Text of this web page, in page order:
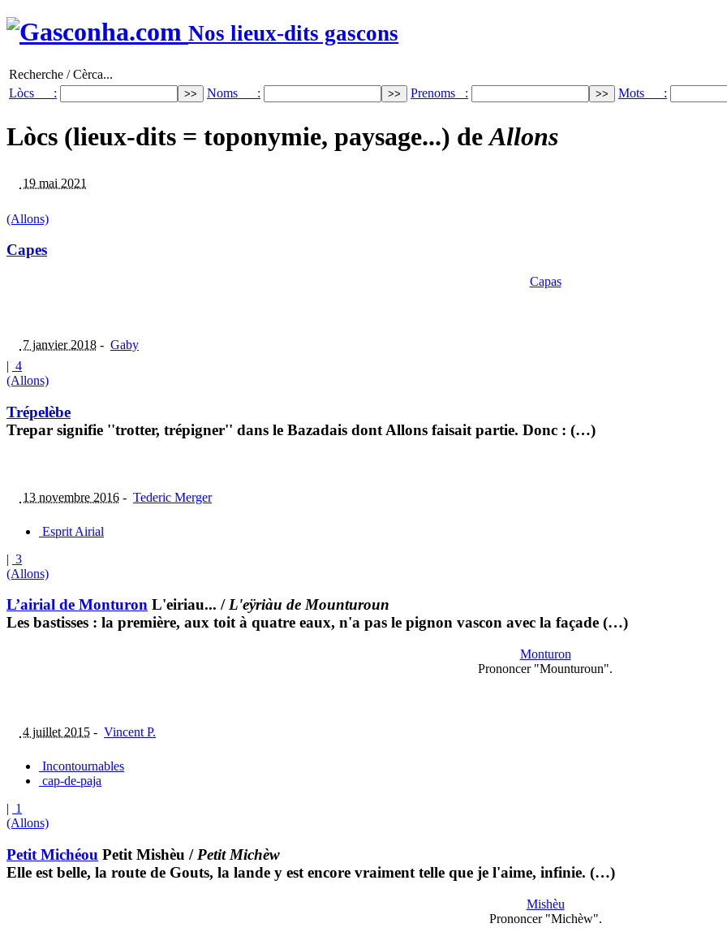
Nos lieux-dits gascons
Recherche / Cèrca...
Lòcs :
Noms : Prenoms : Mots :
Lòcs (lieux-dits = toponymie, paysage...) deAllons
19 mai 2021
(Allons)
Capes
Capas
7 janvier 2018 - Gaby
| 4
(Allons)
Trépelèbe
Trepar signifie ''trotter, trépigner'' dans le Bazadais dont Allons faisait partie. Donc : (…)
13 novembre 2016 - Tederic Merger
Esprit Airial
| 3
(Allons)
L’airial de Monturon L'eiriau... /L'eÿriàu de Mounturoun
Les bastisses : la première, aux toit à quatre eaux, n'a pas le pignon vascon avec la façade (…)
Monturon
Prononcer "Mounturoun".
4 juillet 2015 - Vincent P.
Incontournables
cap-de-paja
| 1
(Allons)
Petit Michéou Petit Mishèu / Petit Michèw
Elle est belle, la route de Gouts, la lande y est encore vraiment telle que je l'aime, infinie. (…)
Mishèu
Prononcer "Michèw".